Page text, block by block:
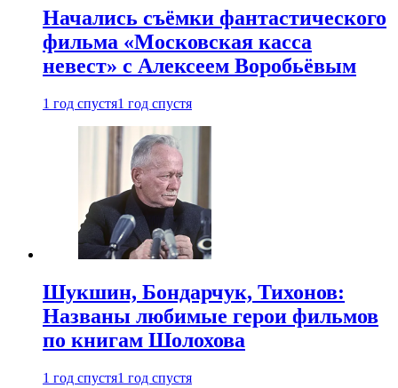
Начались съёмки фантастического
фильма «Московская касса
невест» с Алексеем Воробьёвым
1 год спустя1 год спустя
Шукшин, Бондарчук, Тихонов:
Названы любимые герои фильмов
по книгам Шолохова
1 год спустя1 год спустя